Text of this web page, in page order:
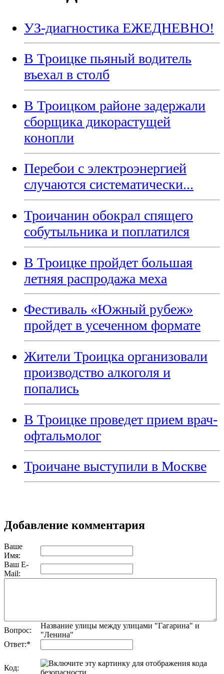
УЗ-диагностика ЕЖЕДНЕВНО!
В Троицке пьяный водитель
въехал в столб
В Троицком районе задержали
сборщика дикорастущей
конопли
Перебои с электроэнергией
случаются систематически...
Троичанин обокрал спящего
собутыльника и поплатился
В Троицке пройдет большая
летняя распродажа меха
Фестиваль «Южный рубеж»
пройдет в усеченном формате
Жители Троицка организовали
производство алкоголя и
попались
В Троицке проведет прием врач-
офтальмолог
Троичане выступили в Москве
Добавление комментария
Ваше
Имя:
Ваш E-
Mail:
Вопрос:
Название улицы между улицами "Гагарина" и
"Ленина"
Ответ:*
Код: